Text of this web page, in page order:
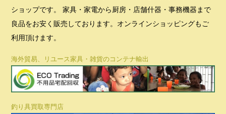
ショップです。 家具・家電から厨房・店舗什器・事務機器まで
良品をお安く販売しております。オンラインショッピングもご
利用頂けます。
海外貿易、リユース家具・雑貨のコンテナ輸出
釣り具買取専門店